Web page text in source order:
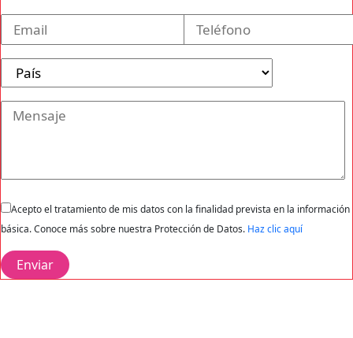
Acepto el tratamiento de mis datos con la finalidad prevista en la información
básica. Conoce más sobre nuestra Protección de Datos. Haz clic aquí